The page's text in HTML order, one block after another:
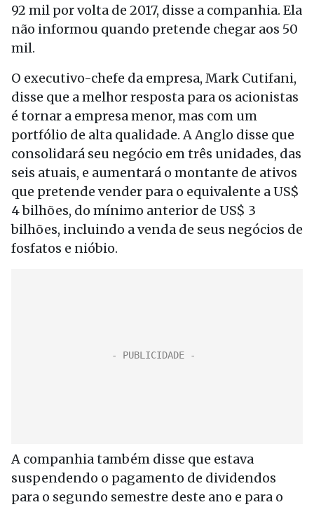
92 mil por volta de 2017, disse a companhia. Ela
não informou quando pretende chegar aos 50
mil.
O executivo-chefe da empresa, Mark Cutifani,
disse que a melhor resposta para os acionistas
é tornar a empresa menor, mas com um
portfólio de alta qualidade. A Anglo disse que
consolidará seu negócio em três unidades, das
seis atuais, e aumentará o montante de ativos
que pretende vender para o equivalente a US$
4 bilhões, do mínimo anterior de US$ 3
bilhões, incluindo a venda de seus negócios de
fosfatos e nióbio.
A companhia também disse que estava
suspendendo o pagamento de dividendos
para o segundo semestre deste ano e para o